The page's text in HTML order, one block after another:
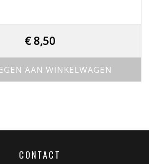
€8,50
AAN WINKELWAGEN
CONTACT